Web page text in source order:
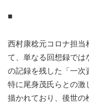
■
西村康稔元コロナ担当
て、単なる回想録で
の記録を残した「一次
特に尾身茂氏らとの激
描かれており、後世の